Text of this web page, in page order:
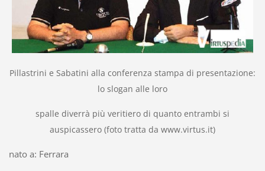
Pillastrini e Sabatini alla conferenza stampa di presentazione:
lo slogan alle loro
spalle diverrà più veritiero di quanto entrambi si
auspicassero (foto tratta da www.virtus.it)
nato a: Ferrara